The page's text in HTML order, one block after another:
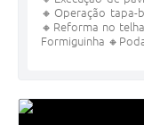
🔸Operação tapa-
🔸Reforma no
Formiguinha